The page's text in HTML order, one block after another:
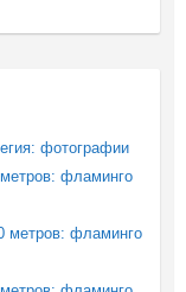
фотографии
фламинго
метров: фламинго